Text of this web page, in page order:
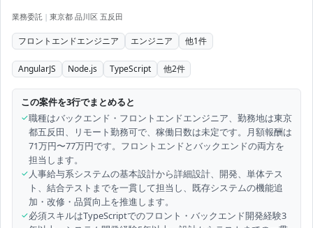
業務委託 | 東京都 品川区 五反田
フロントエンドエンジニア エンジニア 他1件
AngularJS Node.js TypeScript 他2件
この案件を3行でまとめると
✓職種はバックエンド・フロントエンドエンジニア、勤務地は東京
都五反田、リモート勤務可で、稼働日数は未定です。月額報酬は
71万円〜77万円です。フロントエンドとバックエンドの両方を
担当します。
✓人事給与系システムの基本設計から詳細設計、開発、単体テス
ト、結合テストまでを一貫して担当し、既存システムの機能追
加・改修・品質向上を推進します。
✓必須スキルはTypeScriptでのフロント・バックエンド開発経験3